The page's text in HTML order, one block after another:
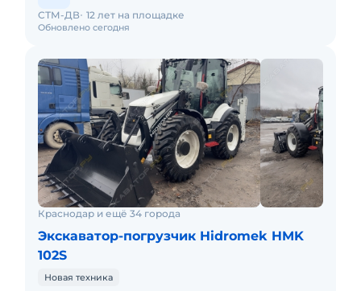
Обновлено сегодня
СТМ-ДВ 12 лет на площадке
Краснодар и ещё 34 города
Экскаватор-погрузчик Hidromek HMK
102S
Новая техника